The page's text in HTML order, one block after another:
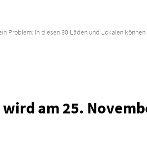
Problem: In diesen 30 Läden und Lokalen können
am 25.